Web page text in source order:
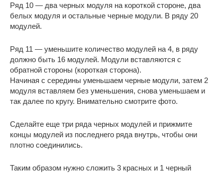
Ряд 10 — два черных модуля на короткой стороне, два
белых модуля и остальные черные модули. В ряду 20
модулей.
Ряд 11 — уменьшите количество модулей на 4, в ряду
должно быть 16 модулей. Модули вставляются с
обратной стороны (короткая сторона).
Начиная с середины уменьшаем черные модули, затем 2
модуля вставляем без уменьшения, снова уменьшаем и
так далее по кругу. Внимательно смотрите фото.
Сделайте еще три ряда черных модулей и прижмите
концы модулей из последнего ряда внутрь, чтобы они
плотно соединились.
Таким образом нужно сложить 3 красных и 1 черный